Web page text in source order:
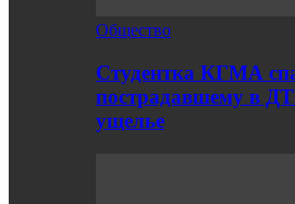
Общество
Студентка КГМА
пострадавшему в
ущелье